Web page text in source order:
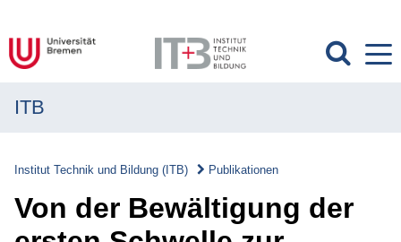
Transfer
ITB
Institut Technik und Bildung (ITB) Publikationen
Von der Bewältigung der